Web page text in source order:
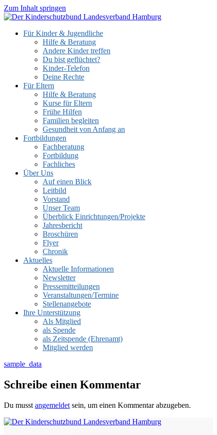
Zum Inhalt springen
Für Kinder & Jugendliche
Hilfe & Beratung
Andere Kinder treffen
Du bist geflüchtet?
Kinder-Telefon
Deine Rechte
Für Eltern
Hilfe & Beratung
Kurse für Eltern
Frühe Hilfen
Familien begleiten
Gesundheit von Anfang an
Fortbildungen
Fachberatung
Fortbildung
Fachliches
Über Uns
Auf einen Blick
Leitbild
Vorstand
Unser Team
Überblick Einrichtungen/Projekte
Jahresbericht
Broschüren
Flyer
Chronik
Aktuelles
Aktuelle Informationen
Newsletter
Pressemitteilungen
Veranstaltungen/Termine
Stellenangebote
Ihre Unterstützung
Als Mitglied
als Spende
als Zeitspende (Ehrenamt)
Mitglied werden
sample_data
Schreibe einen Kommentar
Du musst angemeldet sein, um einen Kommentar abzugeben.